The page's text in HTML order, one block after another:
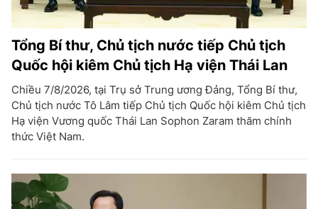
Tổng Bí thư, Chủ tịch nước tiếp Chủ tịch
Quốc hội kiêm Chủ tịch Hạ viện Thái Lan
Chiều 7/8/2026, tại Trụ sở Trung ương Đảng, Tổng Bí thư,
Chủ tịch nước Tô Lâm tiếp Chủ tịch Quốc hội kiêm Chủ tịch
Hạ viện Vương quốc Thái Lan Sophon Zaram thăm chính
thức Việt Nam.